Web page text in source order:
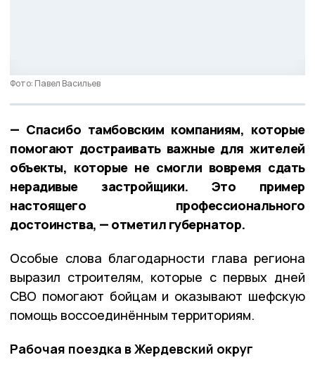
Фото: Павел Васильев
— Спасибо тамбовским компаниям, которые
помогают достраивать важные для жителей
объекты, которые не смогли вовремя сдать
нерадивые застройщики. Это пример
настоящего профессионального
достоинства, — отметил губернатор.
Особые слова благодарности глава региона
выразил строителям, которые с первых дней
СВО помогают бойцам и оказывают шефскую
помощь воссоединённым территориям.
Рабочая поездка в Жердевский округ